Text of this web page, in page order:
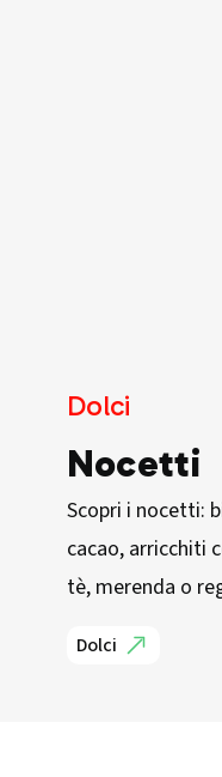
Dolci
Nocetti
Scopri i nocetti:
cacao, arricchiti
tè, merenda o
Dolci